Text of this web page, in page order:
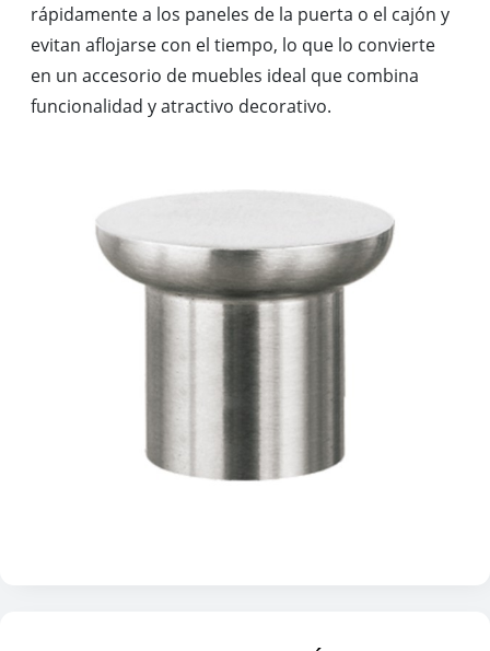
rápidamente a los paneles de la puerta o el cajón y
evitan aflojarse con el tiempo, lo que lo convierte
en un accesorio de muebles ideal que combina
funcionalidad y atractivo decorativo.